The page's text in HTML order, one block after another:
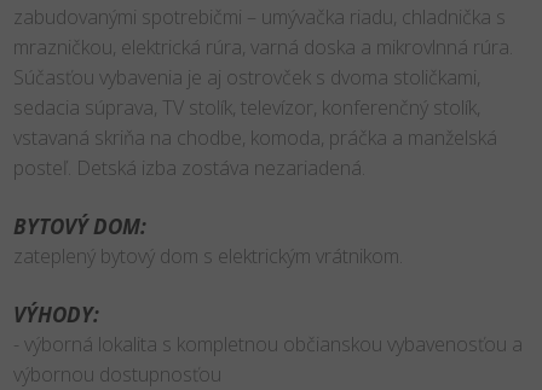
zabudovanými spotrebičmi – umývačka riadu, chladnička s
mrazničkou, elektrická rúra, varná doska a mikrovlnná rúra.
Súčasťou vybavenia je aj ostrovček s dvoma stoličkami,
sedacia súprava, TV stolík, televízor, konferenčný stolík,
vstavaná skriňa na chodbe, komoda, práčka a manželská
posteľ. Detská izba zostáva nezariadená.
BYTOVÝ DOM:
zateplený bytový dom s elektrickým vrátnikom.
VÝHODY:
- výborná lokalita s kompletnou občianskou vybavenosťou a
výbornou dostupnosťou